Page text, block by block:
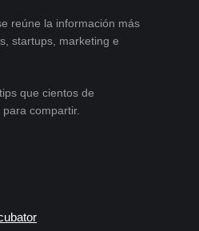
reúne la información más
startups, marketing e
que cientos de
compartir.